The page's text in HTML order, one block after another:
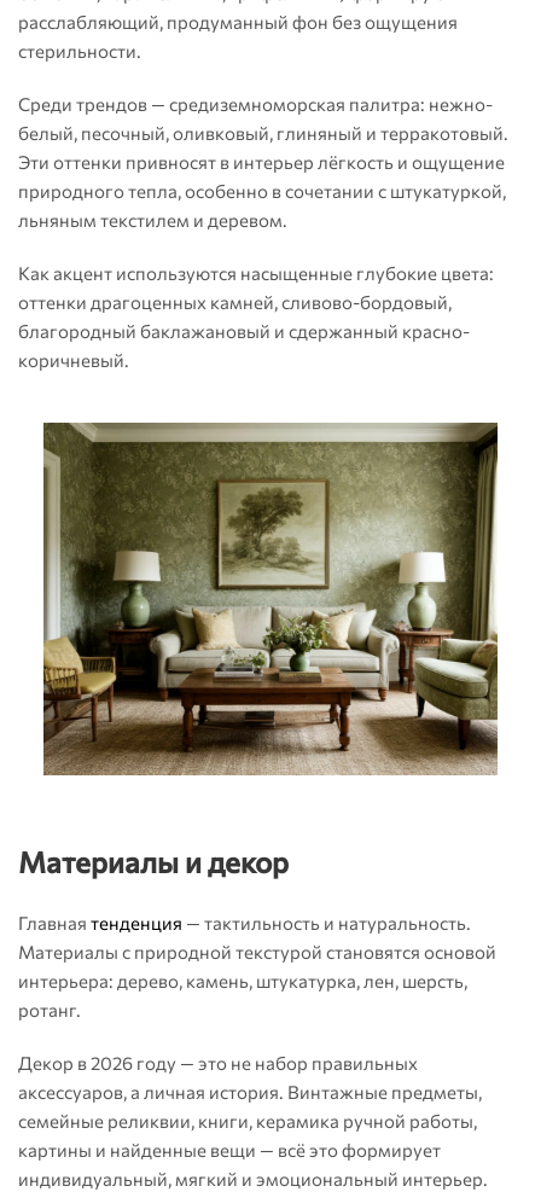
расслабляющий, продуманный фон без ощущения
стерильности.
Среди трендов — средиземноморская палитра: нежно-
белый, песочный, оливковый, глиняный и терракотовый.
Эти оттенки привносят в интерьер лёгкость и ощущение
природного тепла, особенно в сочетании с штукатуркой,
льняным текстилем и деревом.
Как акцент используются насыщенные глубокие цвета:
оттенки драгоценных камней, сливово-бордовый,
благородный баклажановый и сдержанный красно-
коричневый.
Материалы и декор
Главная тенденция — тактильность и натуральность.
Материалы с природной текстурой становятся основой
интерьера: дерево, камень, штукатурка, лен, шерсть,
ротанг.
Декор в 2026 году — это не набор правильных
аксессуаров, а личная история. Винтажные предметы,
семейные реликвии, книги, керамика ручной работы,
картины и найденные вещи — всё это формирует
индивидуальный, мягкий и эмоциональный интерьер.